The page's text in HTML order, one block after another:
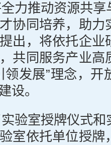
力推动资源共
协同培养，助力
出，将依托企业
共同服务产业高
领发展”理念，开
设。
验室授牌仪式
室依托单位授牌